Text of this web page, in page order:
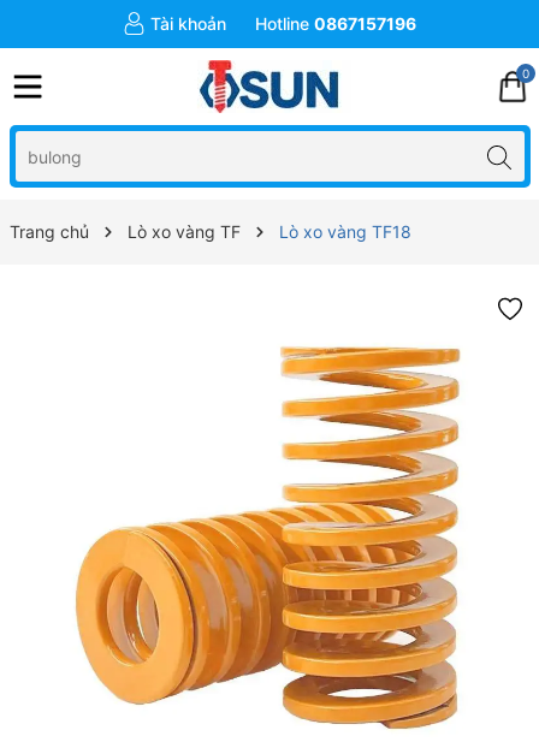
Tài khoản Hotline 0867157196
0
Trang chủ Lò xo vàng TF Lò xo vàng TF18